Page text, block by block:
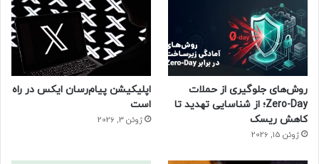
روش‌های جلوگیری از حملات
Zero-Day؛ از شناسایی تهدید تا
کاهش ریسک
ژوئن 15, 2026
اپلیکیشن پیام‌رسان ایکس در راه
است
ژوئن 3, 2026